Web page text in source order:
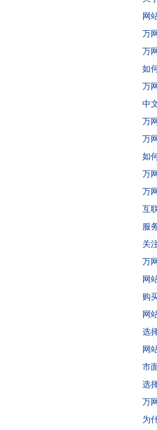
网
万
万
如
万
中
万
万
如
万
万
互
服
关
万
网
购
网
选
网
市
选
万
为